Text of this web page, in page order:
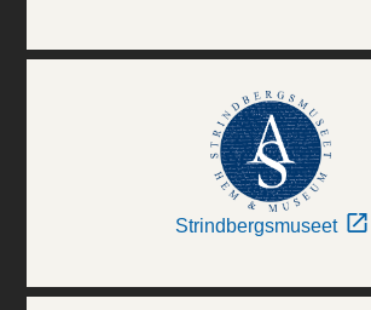
Strindbergsmuseet